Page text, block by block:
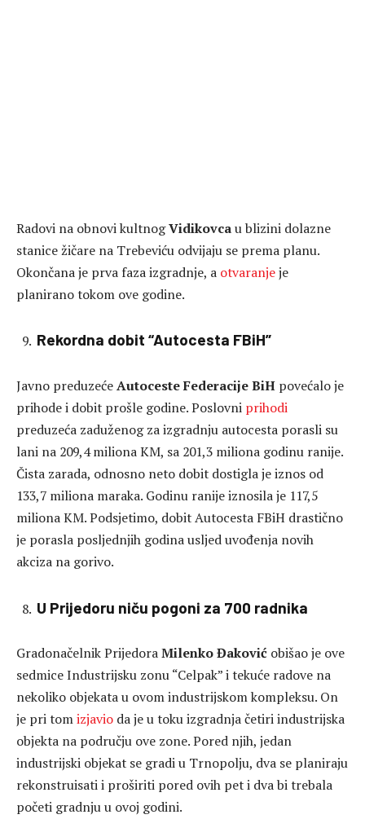
Radovi na obnovi kultnogVidikovcau blizini dolazne
stanice žičare na Trebeviću odvijaju se prema planu.
Okončana je prva faza izgradnje, a otvaranjeje
planirano tokom ove godine.
Rekordna dobit “Autocesta FBiH”
Javno preduzećeAutoceste Federacije BiH povećalo je
prihode i dobit prošle godine. Poslovni prihodi
preduzeća zaduženog za izgradnju autocesta porasli su
lani na 209,4 miliona KM, sa 201,3 miliona godinu ranije.
Čista zarada, odnosno neto dobit dostigla je iznos od
133,7 miliona maraka. Godinu ranije iznosila je 117,5
miliona KM. Podsjetimo, dobit Autocesta FBiH drastično
je porasla posljednjih godina usljed uvođenja novih
akciza na gorivo.
U Prijedoru niču pogoni za 700 radnika
Gradonačelnik PrijedoraMilenko Đaković obišao je ove
sedmice Industrijsku zonu “Celpak” i tekuće radove na
nekoliko objekata u ovom industrijskom kompleksu. On
je pri tomizjavio da je u toku izgradnja četiri industrijska
objekta na području ove zone. Pored njih, jedan
industrijski objekat se gradi u Trnopolju, dva se planiraju
rekonstruisati i proširiti pored ovih pet i dva bi trebala
početi gradnju u ovoj godini.